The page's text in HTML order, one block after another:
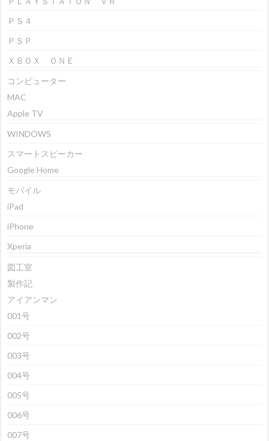
ＰＳ４
ＰＳＰ
ＸＢＯＸ ＯＮＥ
コンピューター
MAC
Apple TV
WINDOWS
スマートスピーカー
Google Home
モバイル
iPad
iPhone
Xperia
図工室
製作記
アイアンマン
001号
002号
003号
004号
005号
006号
007号